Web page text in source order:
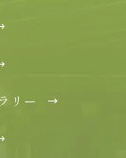
リー